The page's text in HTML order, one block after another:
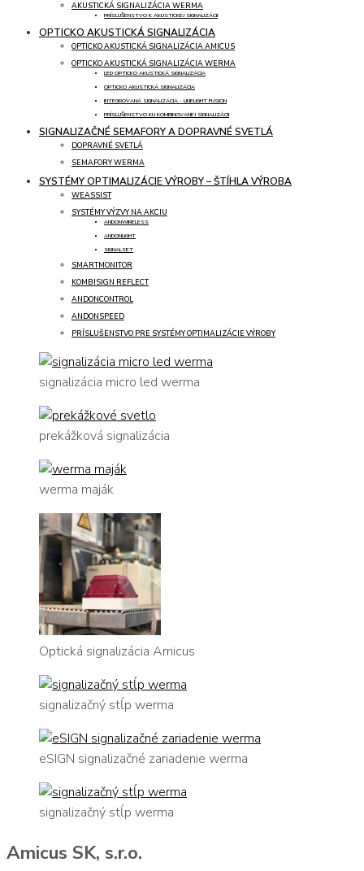
AKUSTICKÁ SIGNALIZÁCIA WERMA
PRÍSLUŠENSTVO K AKUSTICKEJ SIGNALIZÁCII
OPTICKO AKUSTICKÁ SIGNALIZÁCIA
OPTICKO AKUSTICKÁ SIGNALIZÁCIA AMICUS
OPTICKO AKUSTICKÁ SIGNALIZÁCIA WERMA
LED OPTICKO AKUSTICKÁ SIGNALIZÁCIA
OPTICKO AKUSTICKÁ SIGNALIZÁCIA
INTEGROVANÁ SIGNALIZÁCIA - LINELIGHT FUSION
PRÍSLUŠENSTVO KU KOMBINOVANEJ SIGNALIZÁCII
SIGNALIZAČNÉ SEMAFORY A DOPRAVNÉ SVETLÁ
DOPRAVNÉ SVETLÁ
SEMAFORY WERMA
SYSTÉMY OPTIMALIZÁCIE VÝROBY – ŠTÍHLA VÝROBA
WEASSIST
SYSTÉMY VÝZVY NA AKCIU
ANDONWIRELESS
ANDONLIGHT
SIGNALSET
SMARTMONITOR
KOMBISIGN REFLECT
ANDONCONTROL
ANDONSPEED
PRÍSLUŠENSTVO PRE SYSTÉMY OPTIMALIZÁCIE VÝROBY
signalizácia micro led werma
prekážková signalizácia
werma maják
Optická signalizácia Amicus
signalizačný stĺp werma
eSIGN signalizačné zariadenie werma
signalizačný stĺp werma
Amicus SK, s.r.o.